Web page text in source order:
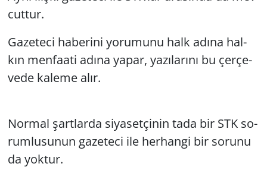
cut­tur.
Ga­ze­te­ci ha­be­ri­ni yo­ru­mu­nu halk adına hal­
kın men­fa­ati adına yapar, ya­zı­la­rı­nı bu çer­çe­
ve­de ka­le­me alır.
Nor­mal şart­lar­da si­ya­set­çi­nin tada bir STK so­
rum­lu­su­nun ga­ze­te­ci ile her­han­gi bir so­ru­nu
da yok­tur.